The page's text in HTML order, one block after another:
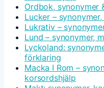
Ordbok, synonymer
Lucker –
Lukrativ –
Lund – synonymer,
Lyckoland:
förklaring
Macka I Rom –
korsordshjälp